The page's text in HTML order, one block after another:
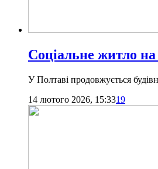
Соціальне житло
У Полтаві продовжується
14 лютого 2026, 15:3319